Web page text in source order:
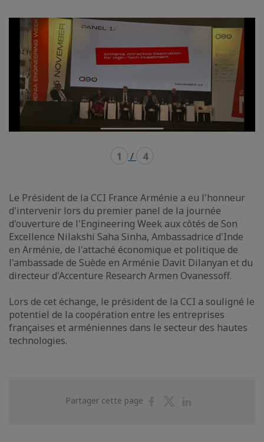
1 / 4
Le Président de la CCI France Arménie a eu l'honneur
d'intervenir lors du premier panel de la journée
d'ouverture de l'Engineering Week aux côtés de Son
Excellence Nilakshi Saha Sinha, Ambassadrice d'Inde
en Arménie, de l'attaché économique et politique de
l'ambassade de Suède en Arménie Davit Dilanyan et du
directeur d'Accenture Research Armen Ovanessoff.
Lors de cet échange, le président de la CCI a souligné le
potentiel de la coopération entre les entreprises
françaises et arméniennes dans le secteur des hautes
technologies.
Partager cette page
PartagerPartager